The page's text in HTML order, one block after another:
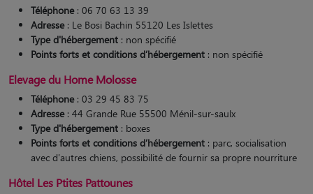
Téléphone: 06 70 63 13 39
Adresse: Le Bosi Bachin 55120 Les Islettes
Type d'hébergement : non spécifié
Points forts et conditions d’hébergement : non spécifié
Elevage du Home Molosse
Téléphone: 03 29 45 83 75
Adresse: 44 Grande Rue 55500 Ménil-sur-saulx
Type d'hébergement : boxes
Points forts et conditions d’hébergement : parc, socialisation
avec d'autres chiens, possibilité de fournir sa propre nourriture​
Hôtel Les Ptites Pattounes